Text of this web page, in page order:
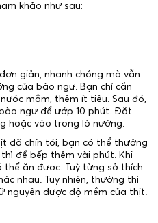
khảo như sau:
giản, nhanh chóng mà vẫn
của bào ngư. Bạn chỉ cần
mắm, thêm ít tiêu. Sau đó,
ngư để ướp 10 phút. Đặt
hoặc vào trong lò nướng.
đã chín tới, bạn có thể thưởng
để bếp thêm vài phút. Khi
ăn được. Tuỳ từng sở thích
nhau. Tuy nhiên, thường thì
nguyên được độ mềm của thịt.